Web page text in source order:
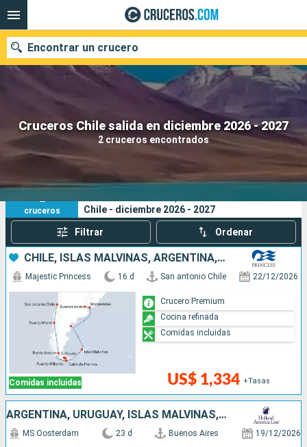
Cruceros Chile salida en diciembre 2026 - 2027
2 cruceros encontrados
Encontrar un crucero
Nuestros destinos
Fecha de salida
Puertos Compañías
Buscar
2
cruceros
Chile - diciembre 2026 - 2027
Filtrar Ordenar
CHILE, ISLAS MALVINAS, ARGENTINA, URUGUAY
Comidas incluidas
Majestic Princess 16 d San antonio Chile 22/12/2026
US$ 1,334 +Tasas
Crucero Premium
Cocina refinada
Comidas incluidas
ARGENTINA, URUGUAY, ISLAS MALVINAS, CHILE
MS Oosterdam 23 d Buenos Aires 19/12/2026